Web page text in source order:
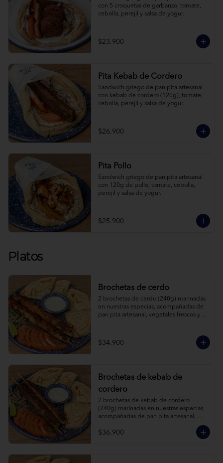
con 5 croquetas de garbanzo, tomate,
cebolla, perejil y salsa de yogur.
$23.900
Pita Kebab de Cordero
Sandwich griego de pan pita artesanal
con kebab de cordero (120g), tomate,
cebolla, perejil y salsa de yogur.
$26.900
Pita Pollo
Sandwich griego de pan pita artesanal
con 120g de pollo, tomate, cebolla,
perejil y salsa de yogur.
$25.900
Platos
Brochetas de cerdo
2 brochetas de cerdo (240g) marinadas
en nuestras especias, acompañadas de
pan pita artesanal, vegetales frescos y
$34.900
Brochetas de kebab de
cordero
2 brochetas de kebab de cordero
(240g) marinadas en nuestras especias,
acompañadas de pan pita artesanal,
$36.900